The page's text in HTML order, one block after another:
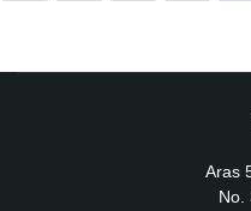
Aras
No.